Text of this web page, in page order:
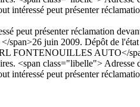
intéressé peut présenter
peut présenter réclamation
juin 2009. Dépôt de l'état
FONTENOUILLES AUTO</
<span class="libelle">
intéressé peut présenter